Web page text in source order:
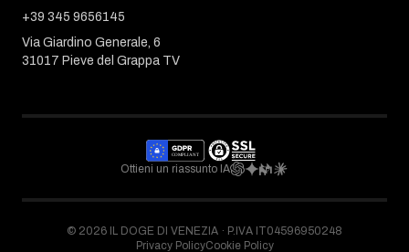
+39 345 9656145
Via Giardino Generale, 6
31017 Pieve del Grappa TV
Ottieni un riassunto IA
© 2026 IL DOGE DI VENEZIA · P.IVA IT04596950248
Privacy PolicyCookie Policy